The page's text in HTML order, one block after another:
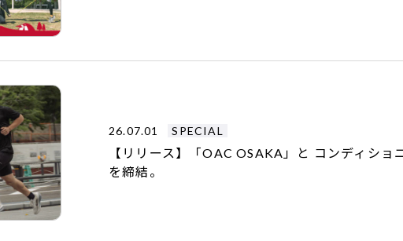
26.07.01 SPECIAL
【リリース】「OAC OSAKA」と コンディショ
を締結。